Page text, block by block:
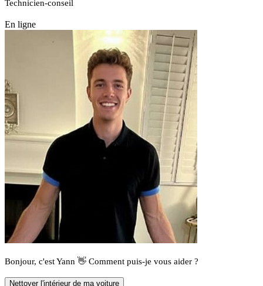
Technicien-conseil
En ligne
Bonjour, c'est Yann 👋 Comment puis-je vous aider ?
Nettoyer l'intérieur de ma voiture